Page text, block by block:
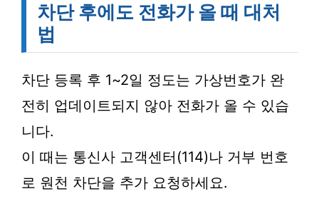
차단 후에도 전화가 올 때 대처
법
차단 등록 후 1~2일 정도는 가상번호가 완
전히 업데이트되지 않아 전화가 올 수 있습
니다.
이 때는 통신사 고객센터(114)나 거부 번호
로 원천 차단을 추가 요청하세요.